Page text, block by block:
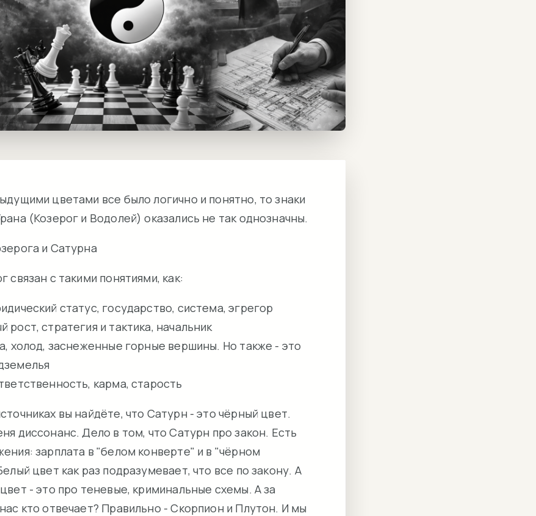
цветами все было логично и понятно, то знаки
(Козерог и Водолей) оказались не так однозначны.
и Сатурна
связан с такими понятиями, как:
статус, государство, система, эгрегор
рост, стратегия и тактика, начальник
холод, заснеженные горные вершины. Но также - это
карма, старость
вы найдёте, что Сатурн - это чёрный цвет.
диссонанс. Дело в том, что Сатурн про закон. Есть
зарплата в "белом конверте" и в "чёрном
цвет как раз подразумевает, что все по закону. А
- это про теневые, криминальные схемы. А за
кто отвечает? Правильно - Скорпион и Плутон. И мы